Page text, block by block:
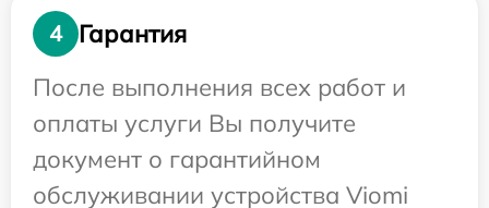
4
Гарантия
После выполнения всех работ и
оплаты услуги Вы получите
документ о гарантийном
обслуживании устройства Viomi